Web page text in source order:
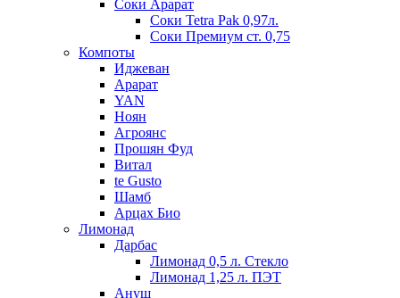
Соки Арарат
Соки Tetra Pak 0,97л.
Соки Премиум ст. 0,75
Компоты
Иджеван
Арарат
YAN
Ноян
Агроянс
Прошян Фуд
Витал
te Gusto
Шамб
Арцах Био
Лимонад
Дарбас
Лимонад 0,5 л. Стекло
Лимонад 1,25 л. ПЭТ
Ануш